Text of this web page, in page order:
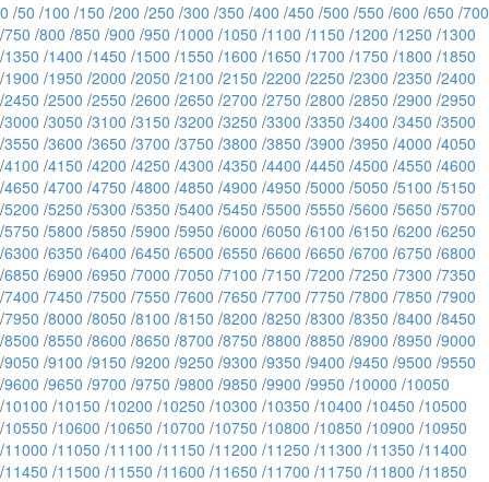
0 /50 /100 /150 /200 /250 /300 /350 /400 /450 /500 /550 /600 /650 /700
/750 /800 /850 /900 /950 /1000 /1050 /1100 /1150 /1200 /1250 /1300
/1350 /1400 /1450 /1500 /1550 /1600 /1650 /1700 /1750 /1800 /1850
/1900 /1950 /2000 /2050 /2100 /2150 /2200 /2250 /2300 /2350 /2400
/2450 /2500 /2550 /2600 /2650 /2700 /2750 /2800 /2850 /2900 /2950
/3000 /3050 /3100 /3150 /3200 /3250 /3300 /3350 /3400 /3450 /3500
/3550 /3600 /3650 /3700 /3750 /3800 /3850 /3900 /3950 /4000 /4050
/4100 /4150 /4200 /4250 /4300 /4350 /4400 /4450 /4500 /4550 /4600
/4650 /4700 /4750 /4800 /4850 /4900 /4950 /5000 /5050 /5100 /5150
/5200 /5250 /5300 /5350 /5400 /5450 /5500 /5550 /5600 /5650 /5700
/5750 /5800 /5850 /5900 /5950 /6000 /6050 /6100 /6150 /6200 /6250
/6300 /6350 /6400 /6450 /6500 /6550 /6600 /6650 /6700 /6750 /6800
/6850 /6900 /6950 /7000 /7050 /7100 /7150 /7200 /7250 /7300 /7350
/7400 /7450 /7500 /7550 /7600 /7650 /7700 /7750 /7800 /7850 /7900
/7950 /8000 /8050 /8100 /8150 /8200 /8250 /8300 /8350 /8400 /8450
/8500 /8550 /8600 /8650 /8700 /8750 /8800 /8850 /8900 /8950 /9000
/9050 /9100 /9150 /9200 /9250 /9300 /9350 /9400 /9450 /9500 /9550
/9600 /9650 /9700 /9750 /9800 /9850 /9900 /9950 /10000 /10050
/10100 /10150 /10200 /10250 /10300 /10350 /10400 /10450 /10500
/10550 /10600 /10650 /10700 /10750 /10800 /10850 /10900 /10950
/11000 /11050 /11100 /11150 /11200 /11250 /11300 /11350 /11400
/11450 /11500 /11550 /11600 /11650 /11700 /11750 /11800 /11850